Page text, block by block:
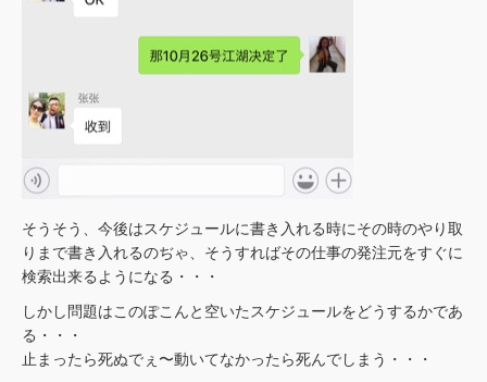
そうそう、今後はスケジュールに書き入れる時にその時のやり取
りまで書き入れるのぢゃ、そうすればその仕事の発注元をすぐに
検索出来るようになる・・・
しかし問題はこのぽこんと空いたスケジュールをどうするかであ
る・・・
止まったら死ぬでぇ〜動いてなかったら死んでしまう・・・